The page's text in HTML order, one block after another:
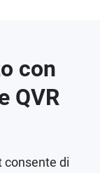
con
QVR
consente di